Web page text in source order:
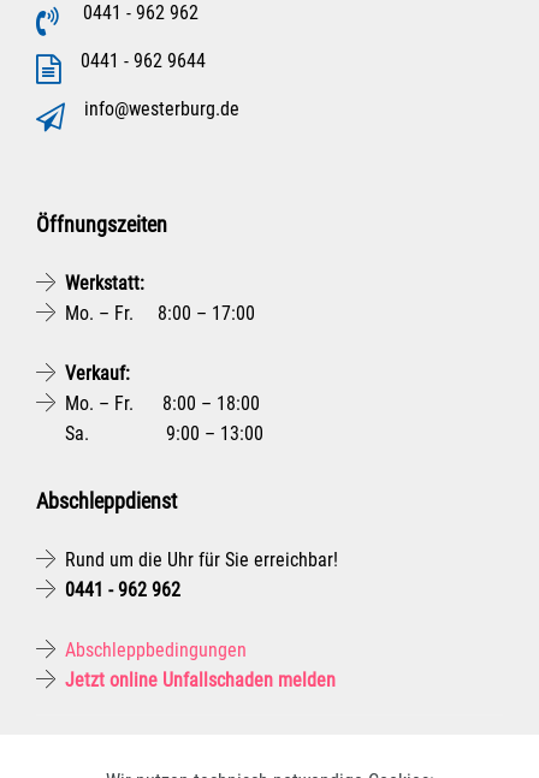
0441 - 962 962
0441 - 962 9644
info@westerburg.de
Öffnungszeiten
Werkstatt:
Mo. – Fr. 8:00 – 17:00
Verkauf:
Mo. – Fr. 8:00 – 18:00
Sa. 9:00 – 13:00
Abschleppdienst
Rund um die Uhr für Sie erreichbar!
0441 - 962 962
Abschleppbedingungen
Jetzt online Unfallschaden melden